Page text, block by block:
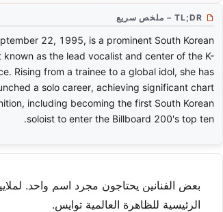
TL;DR – ملخص سريع
22, 1995, is a prominent South Korean
as the lead vocalist and center of the K-
Rising from a trainee to a global idol, she has
a solo career, achieving significant chart
including becoming the first South Korean
soloist to enter the Billboard 200's top ten.
بعض الفنانين يحتاجون مجرد اسم واحد.
الرئيسية للظاهرة العالمية توايس.